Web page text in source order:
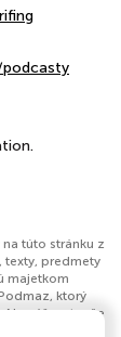
podcasty⁠⁠⁠⁠⁠⁠⁠⁠⁠⁠⁠⁠⁠⁠⁠⁠⁠⁠⁠⁠⁠⁠⁠⁠⁠⁠⁠⁠⁠⁠⁠⁠⁠⁠⁠⁠⁠⁠⁠⁠⁠⁠⁠⁠⁠⁠⁠⁠⁠⁠⁠⁠⁠⁠⁠⁠⁠⁠⁠⁠⁠⁠⁠⁠⁠⁠⁠⁠⁠⁠⁠⁠⁠⁠⁠⁠⁠⁠⁠⁠⁠⁠⁠⁠⁠⁠⁠⁠⁠⁠⁠⁠⁠⁠⁠⁠⁠⁠⁠⁠⁠⁠⁠⁠⁠⁠⁠⁠⁠⁠⁠⁠⁠⁠⁠⁠⁠⁠⁠⁠⁠⁠⁠⁠⁠⁠⁠⁠⁠⁠⁠⁠⁠⁠⁠⁠⁠⁠⁠⁠⁠⁠⁠⁠⁠⁠⁠⁠⁠⁠⁠⁠⁠⁠⁠⁠⁠⁠⁠⁠⁠⁠⁠⁠⁠⁠⁠⁠⁠⁠⁠⁠⁠⁠⁠⁠⁠⁠⁠⁠⁠⁠⁠⁠⁠⁠⁠⁠⁠⁠⁠⁠⁠⁠⁠⁠⁠⁠⁠⁠⁠⁠
túto stránku z
texty, predmety
majetkom
ktorý
máš za to, že